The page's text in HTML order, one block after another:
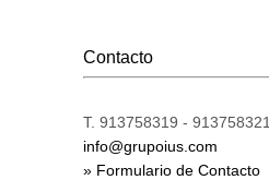
Contacto
T. 913758319 - 913758321.
info@grupoius.com
» Formulario de Contacto